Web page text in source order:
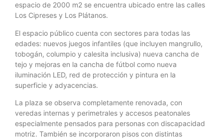
espacio de 2000 m2 se encuentra ubicado entre las calles
Los Cipreses y Los Plátanos.
El espacio público cuenta con sectores para todas las
edades: nuevos juegos infantiles (que incluyen mangrullo,
tobogán, columpio y calesita inclusiva) nueva cancha de
tejo y mejoras en la cancha de fútbol como nueva
iluminación LED, red de protección y pintura en la
superficie y adyacencias.
La plaza se observa completamente renovada, con
veredas internas y perimetrales y accesos peatonales
especialmente pensados para personas con discapacidad
motriz. También se incorporaron pisos con distintas